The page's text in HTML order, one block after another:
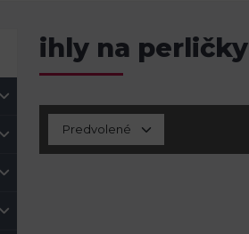
ihly na perličky